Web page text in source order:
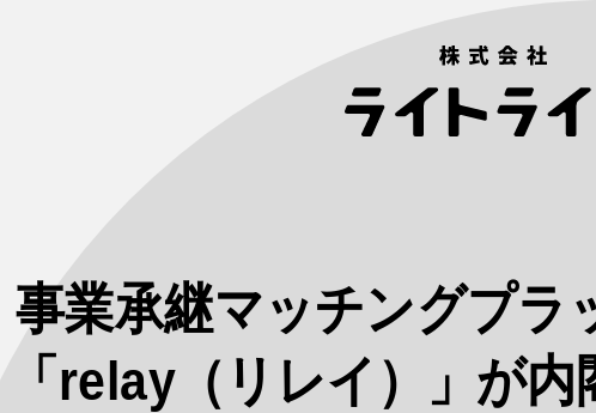
事業承継マッチングプラ
「relay（リレイ）」が